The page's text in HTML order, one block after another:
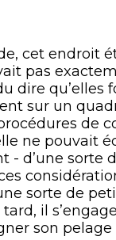
cet endroit
pas
dire qu’elles
sur un
de
ne pouvait
- d’une sorte
sorte de
il
son